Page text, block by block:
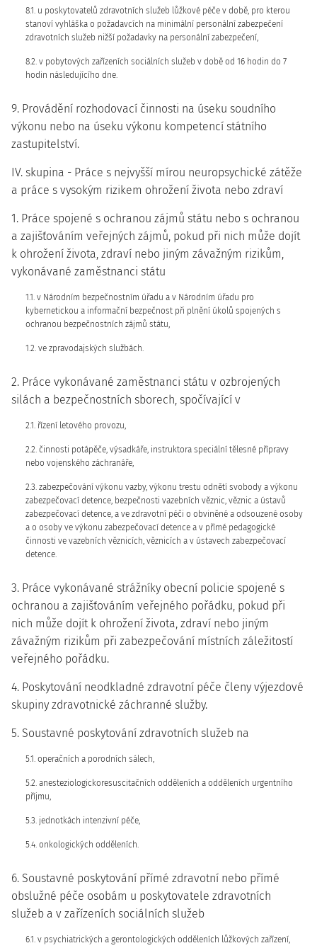
8.1. u poskytovatelů zdravotních služeb lůžkové péče v době, pro kterou
stanoví vyhláška o požadavcích na minimální personální zabezpečení
zdravotních služeb nižší požadavky na personální zabezpečení,
8.2. v pobytových zařízeních sociálních služeb v době od 16 hodin do 7
hodin následujícího dne.
9. Provádění rozhodovací činnosti na úseku soudního
výkonu nebo na úseku výkonu kompetencí státního
zastupitelství.
IV. skupina - Práce s nejvyšší mírou neuropsychické zátěže
a práce s vysokým rizikem ohrožení života nebo zdraví
1. Práce spojené s ochranou zájmů státu nebo s ochranou
a zajišťováním veřejných zájmů, pokud při nich může dojít
k ohrožení života, zdraví nebo jiným závažným rizikům,
vykonávané zaměstnanci státu
1.1. v Národním bezpečnostním úřadu a v Národním úřadu pro
kybernetickou a informační bezpečnost při plnění úkolů spojených s
ochranou bezpečnostních zájmů státu,
1.2. ve zpravodajských službách.
2. Práce vykonávané zaměstnanci státu v ozbrojených
silách a bezpečnostních sborech, spočívající v
2.1. řízení letového provozu,
2.2. činnosti potápěče, výsadkáře, instruktora speciální tělesné přípravy
nebo vojenského záchranáře,
2.3. zabezpečování výkonu vazby, výkonu trestu odnětí svobody a výkonu
zabezpečovací detence, bezpečnosti vazebních věznic, věznic a ústavů
zabezpečovací detence, a ve zdravotní péči o obviněné a odsouzené osoby
a o osoby ve výkonu zabezpečovací detence a v přímé pedagogické
činnosti ve vazebních věznicích, věznicích a v ústavech zabezpečovací
detence.
3. Práce vykonávané strážníky obecní policie spojené s
ochranou a zajišťováním veřejného pořádku, pokud při
nich může dojít k ohrožení života, zdraví nebo jiným
závažným rizikům při zabezpečování místních záležitostí
veřejného pořádku.
4. Poskytování neodkladné zdravotní péče členy výjezdové
skupiny zdravotnické záchranné služby.
5. Soustavné poskytování zdravotních služeb na
5.1. operačních a porodních sálech,
5.2. anesteziologickoresuscitačních odděleních a odděleních urgentního
příjmu,
5.3. jednotkách intenzivní péče,
5.4. onkologických odděleních.
6. Soustavné poskytování přímé zdravotní nebo přímé
obslužné péče osobám u poskytovatele zdravotních
služeb a v zařízeních sociálních služeb
6.1. v psychiatrických a gerontologických odděleních lůžkových zařízení,